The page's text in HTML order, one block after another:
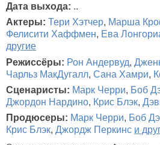
Дата выхода: ..
Актеры: Тери Хэтчер, Марша
Фелисити Хаффмен, Ева
другие
Режиссёры: Рон Андервуд,
Чарльз МакДугалл, Сана Хамри,
Сценаристы: Марк Черри, Боб
Джордон Нардино, Крис Блэк,
Продюсеры: Марк Черри, Боб
Крис Блэк, Джордж Перкинс и